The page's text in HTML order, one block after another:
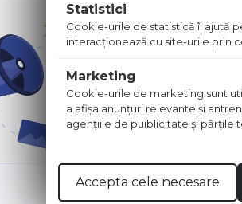
Statistici
Cookie-urile de statistică îi ajută
interacţionează cu site-urile prin
Marketing
Cookie-urile de marketing sunt
a afişa anunţuri relevante şi
agenţiile de puiblicitate şi părţile
Accepta cele necesare